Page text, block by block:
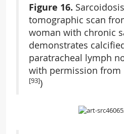
Figure 16.
tomographic scan
woman with chronic
demonstrates
paratracheal lymph
with permission from
[93])